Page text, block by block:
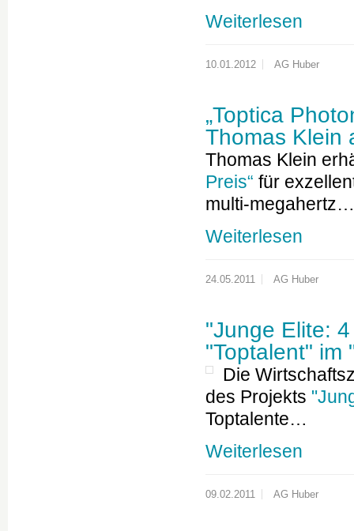
Weiterlesen
10.01.2012 AG Huber
„Toptica
Thomas Klein
Thomas Klein
Preis“ für
multi-megahertz…
Weiterlesen
24.05.2011 AG Huber
"Junge Elite:
"Toptalent" im
Die
des Projekts
Toptalente…
Weiterlesen
09.02.2011 AG Huber